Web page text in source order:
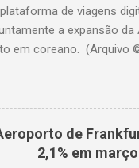
de viagens
a expansão
em coreano. (Arquivo
de apoiar
turismo mais
a Academia de
que buscam
em coreano, a
de
2,1% em março